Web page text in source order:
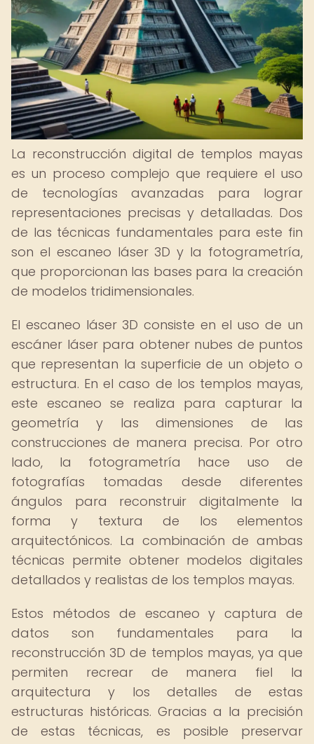
La reconstrucción digital de templos mayas
es un proceso complejo que requiere el uso
de tecnologías avanzadas para lograr
representaciones precisas y detalladas. Dos
de las técnicas fundamentales para este fin
son el escaneo láser 3D y la fotogrametría,
que proporcionan las bases para la creación
de modelos tridimensionales.
El escaneo láser 3D consiste en el uso de un
escáner láser para obtener nubes de puntos
que representan la superficie de un objeto o
estructura. En el caso de los templos mayas,
este escaneo se realiza para capturar la
geometría y las dimensiones de las
construcciones de manera precisa. Por otro
lado, la fotogrametría hace uso de
fotografías tomadas desde diferentes
ángulos para reconstruir digitalmente la
forma y textura de los elementos
arquitectónicos. La combinación de ambas
técnicas permite obtener modelos digitales
detallados y realistas de los templos mayas.
Estos métodos de escaneo y captura de
datos son fundamentales para la
reconstrucción 3D de templos mayas, ya que
permiten recrear de manera fiel la
arquitectura y los detalles de estas
estructuras históricas. Gracias a la precisión
de estas técnicas, es posible preservar